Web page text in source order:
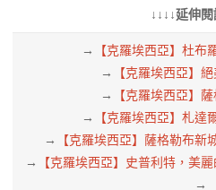
↓↓↓↓延伸閱
→ 【克羅埃西亞】杜布
→
【克羅埃西亞】
→
【克羅埃西亞】
→
【克羅埃西亞】札達
→
【克羅埃西亞】薩格勒布新
→
【克羅埃西亞】史普利特，美
→